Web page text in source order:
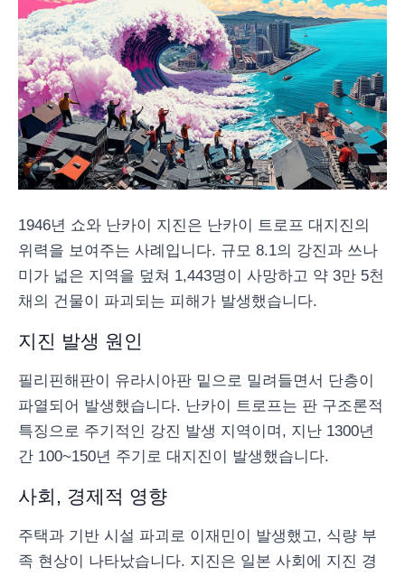
1946년 쇼와 난카이 지진은 난카이 트로프 대지진의
위력을 보여주는 사례입니다. 규모 8.1의 강진과 쓰나
미가 넓은 지역을 덮쳐 1,443명이 사망하고 약 3만 5천
채의 건물이 파괴되는 피해가 발생했습니다.
지진 발생 원인
필리핀해판이 유라시아판 밑으로 밀려들면서 단층이
파열되어 발생했습니다. 난카이 트로프는 판 구조론적
특징으로 주기적인 강진 발생 지역이며, 지난 1300년
간 100~150년 주기로 대지진이 발생했습니다.
사회, 경제적 영향
주택과 기반 시설 파괴로 이재민이 발생했고, 식량 부
족 현상이 나타났습니다. 지진은 일본 사회에 지진 경